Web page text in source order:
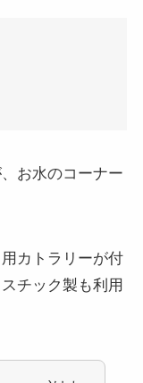
お水のコーナー
カトラリーが付
チック製も利用